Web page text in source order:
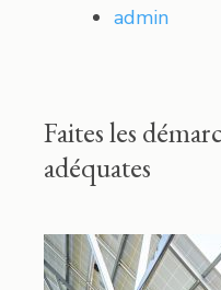
admin
Faites les
adéquates